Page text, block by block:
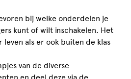
bij welke onderdelen je
kunt of wilt inschakelen. Het
leven als er ook buiten de klas
van de diverse